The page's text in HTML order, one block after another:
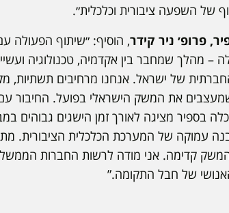
של השפעה ציבורית וכלכלית״.
פרופ׳ ניר קידר, הוסיף: ״שיתוף הפעולה
מהלך שמחבר בין אקדמיה, טכנולוגיה
של ישראל. אנחנו מרחיבים תשתיות,
את המשק הישראלי בפועל. החיבור
בספיר מציגה לאורך זמן הישגים גבוהים
עמוקה של המערכת הכלכלית הציבורית.
קדימה. אני מודה לרשות החברות
של חבל התקומה.”